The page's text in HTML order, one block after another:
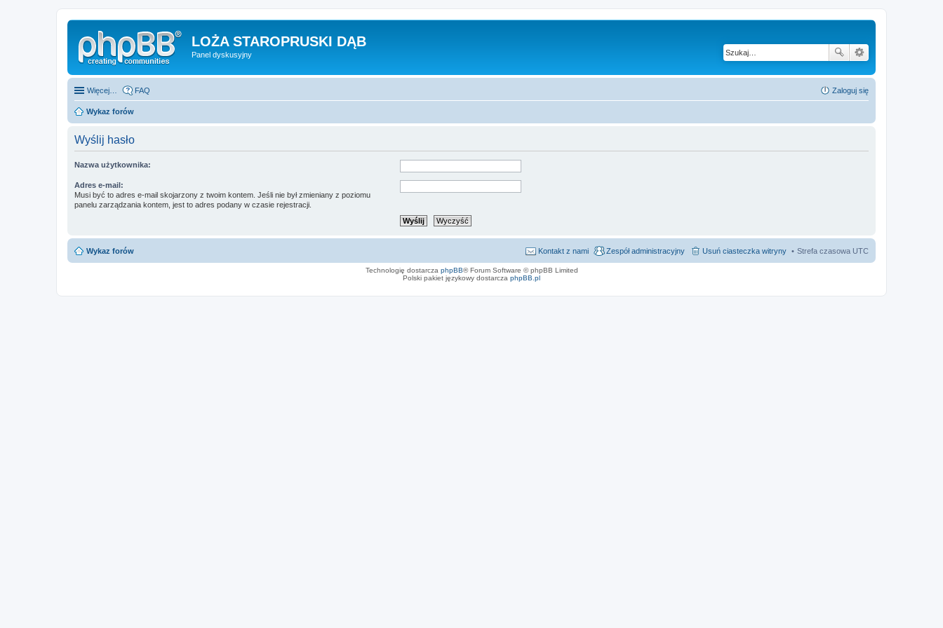
LOŻA STAROPRUSKI DĄB
Panel dyskusyjny
Więcej… FAQ Zaloguj się
Wykaz forów
Wyślij hasło
Nazwa użytkownika:
Adres e-mail:
Musi być to adres e-mail skojarzony z twoim kontem. Jeśli nie był zmieniany z poziomu
panelu zarządzania kontem, jest to adres podany w czasie rejestracji.
Wykaz forów Strefa czasowa UTC
Usuń ciasteczka witryny
Zespół administracyjny
Kontakt z nami
Technologię dostarcza phpBB® Forum Software © phpBB Limited
Polski pakiet językowy dostarcza phpBB.pl